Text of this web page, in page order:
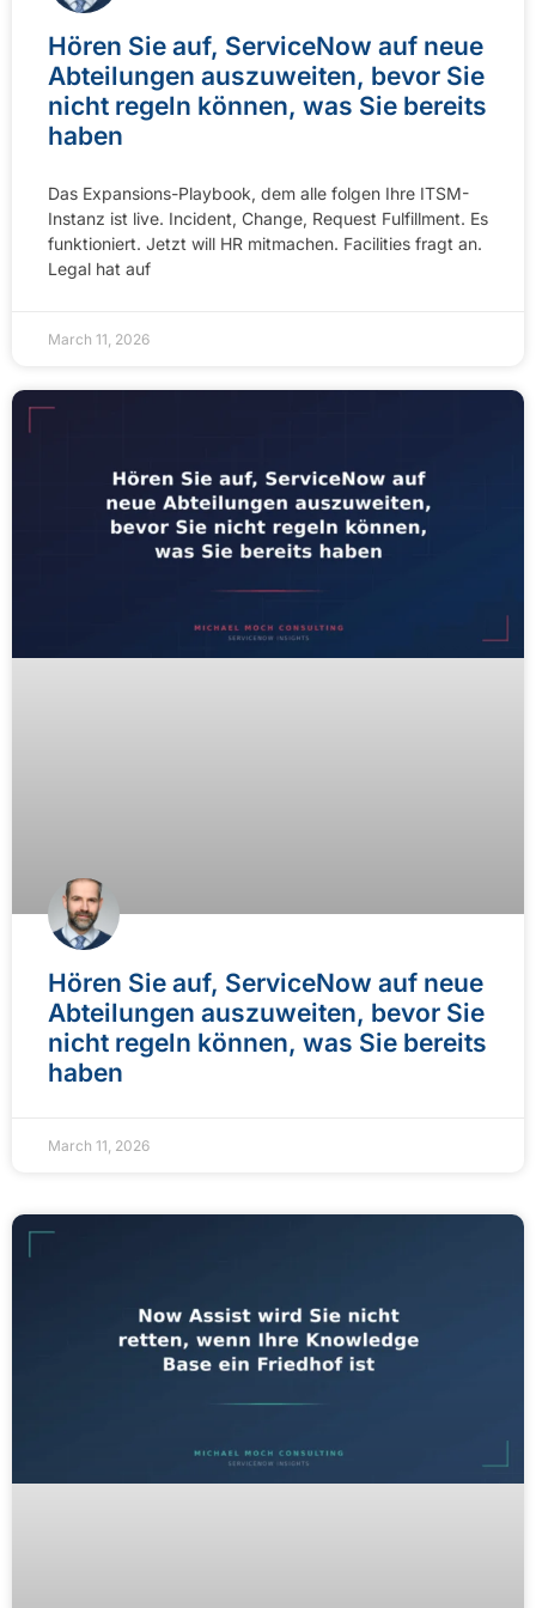
Hören Sie auf, ServiceNow auf neue
Abteilungen auszuweiten, bevor Sie
nicht regeln können, was Sie bereits
haben
Das Expansions-Playbook, dem alle folgen Ihre ITSM-
Instanz ist live. Incident, Change, Request Fulfillment. Es
funktioniert. Jetzt will HR mitmachen. Facilities fragt an.
Legal hat auf
March 11, 2026
Hören Sie auf, ServiceNow auf neue
Abteilungen auszuweiten, bevor Sie
nicht regeln können, was Sie bereits
haben
March 11, 2026